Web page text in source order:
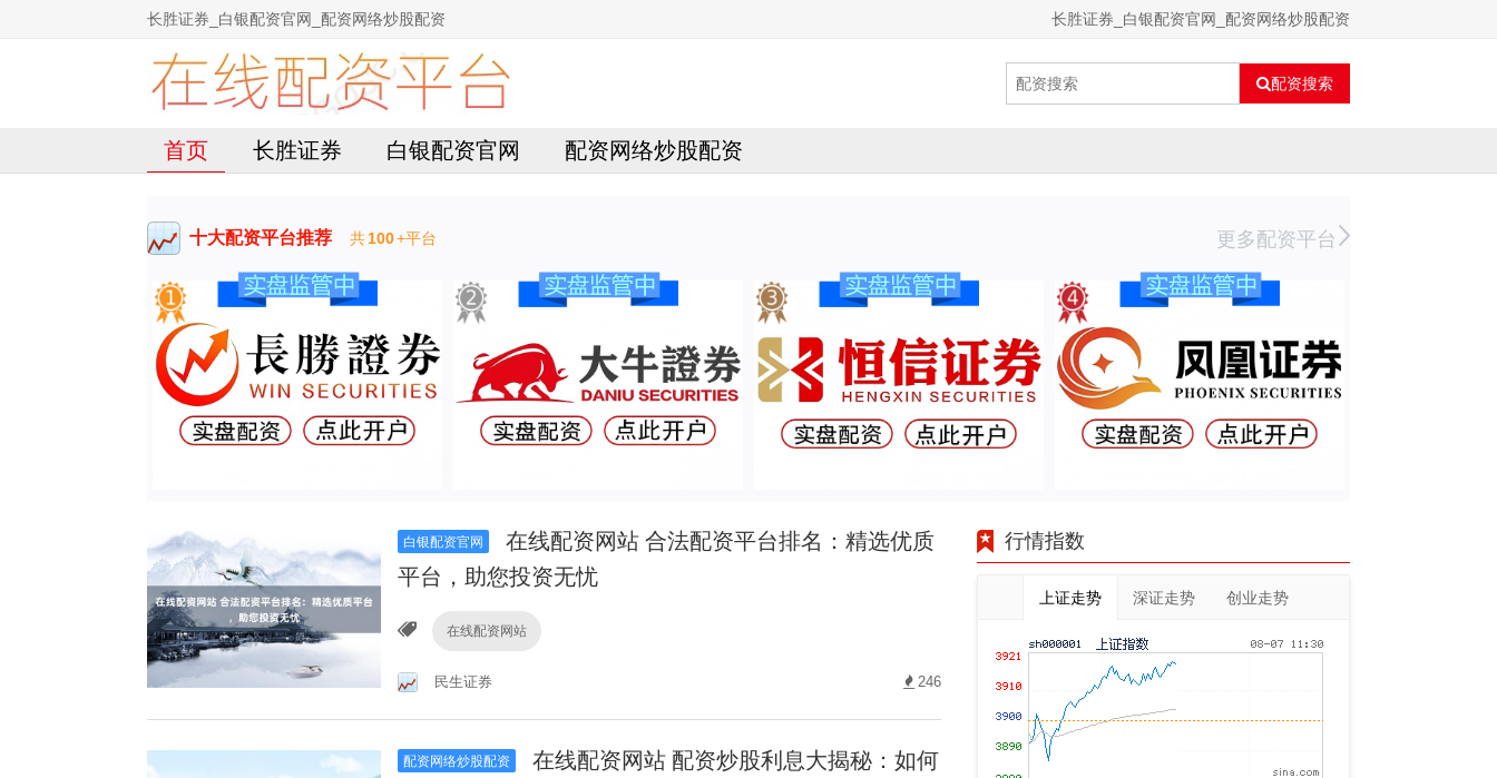
长胜证券_白银配资官网_配资网络炒股配资 长胜证券_白银配资官网_配资网络炒股配资
配资搜索
首页 长胜证券 白银配资官网 配资网络炒股配资
十大配资平台推荐 共100+平台 更多配资平台
白银配资官网
在线配资网站 合法配资平台排名：精选优质
平台，助您投资无忧
在线配资网站
民生证券 246
配资网络炒股配资
在线配资网站 配资炒股利息大揭秘：如何
行情指数
上证走势 深证走势 创业走势